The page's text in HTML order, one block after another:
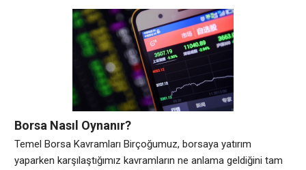
Risk yönetimi, olası riskleri belirleyerek, bu risklerin etkilerini
değerlendirerek ve uygun tedbirler alarak olası kayıpları
minimize etmek için stratejiler geliştirir. Risk yönetiminin temel
amacı, beklenmeyen durumlar
Borsa Nasıl Oynanır?
Temel Borsa Kavramları Birçoğumuz, borsaya yatırım
yaparken karşılaştığımız kavramların ne anlama geldiğini tam